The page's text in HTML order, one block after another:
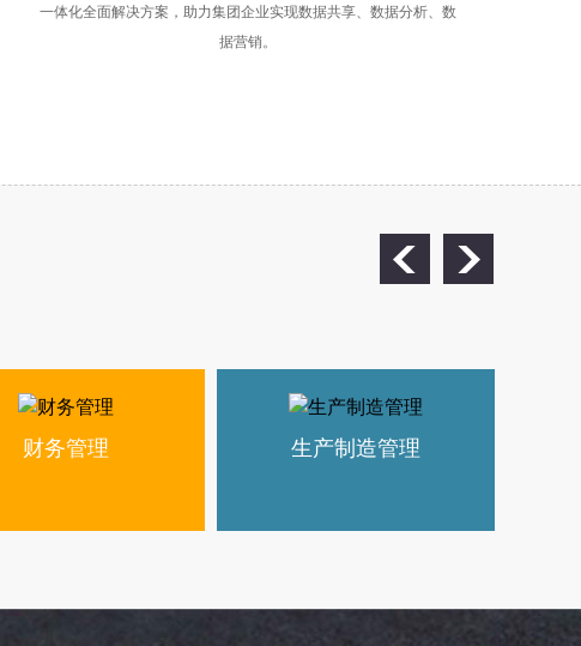
一体化全面解决方案，助力集团企业实现数据共享、数据分析、数
据营销。
财务管理 生产制造管理